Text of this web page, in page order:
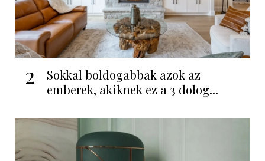
2
Sokkal boldogabbak azok az
emberek, akiknek ez a 3 dolog...